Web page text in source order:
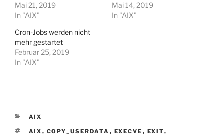
Mai 21, 2019
In "AIX"
Mai 14, 2019
In "AIX"
Cron-Jobs werden nicht
mehr gestartet
Februar 25, 2019
In "AIX"
KATEGORIEN
AIX
SCHLAGWÖRTER
AIX , COPY_USERDATA , EXECVE , EXIT,